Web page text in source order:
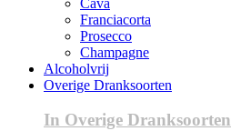
Franciacorta
Prosecco
Champagne
Alcoholvrij
Overige Dranksoorten
In Overige Dranksoorten